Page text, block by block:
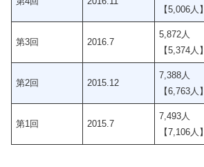
【5,006人】
第3回 2016.7
5,872人
【5,374人】
第2回 2015.12
7,388人
【6,763人】
第1回 2015.7
7,493人
【7,106人】